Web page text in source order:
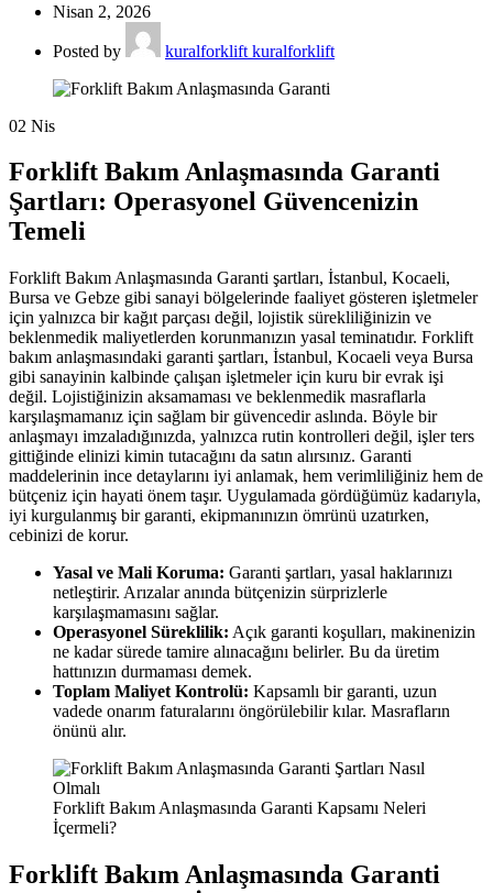
Nisan 2, 2026
Posted by kuralforklift kuralforklift
02 Nis
Forklift Bakım Anlaşmasında Garanti
Şartları: Operasyonel Güvencenizin
Temeli
Forklift Bakım Anlaşmasında Garanti şartları, İstanbul, Kocaeli,
Bursa ve Gebze gibi sanayi bölgelerinde faaliyet gösteren işletmeler
için yalnızca bir kağıt parçası değil, lojistik sürekliliğinizin ve
beklenmedik maliyetlerden korunmanızın yasal teminatıdır. Forklift
bakım anlaşmasındaki garanti şartları, İstanbul, Kocaeli veya Bursa
gibi sanayinin kalbinde çalışan işletmeler için kuru bir evrak işi
değil. Lojistiğinizin aksamaması ve beklenmedik masraflarla
karşılaşmamanız için sağlam bir güvencedir aslında. Böyle bir
anlaşmayı imzaladığınızda, yalnızca rutin kontrolleri değil, işler ters
gittiğinde elinizi kimin tutacağını da satın alırsınız. Garanti
maddelerinin ince detaylarını iyi anlamak, hem verimliliğiniz hem de
bütçeniz için hayati önem taşır. Uygulamada gördüğümüz kadarıyla,
iyi kurgulanmış bir garanti, ekipmanınızın ömrünü uzatırken,
cebinizi de korur.
Yasal ve Mali Koruma: Garanti şartları, yasal haklarınızı
netleştirir. Arızalar anında bütçenizin sürprizlerle
karşılaşmamasını sağlar.
Operasyonel Süreklilik: Açık garanti koşulları, makinenizin
ne kadar sürede tamire alınacağını belirler. Bu da üretim
hattınızın durmaması demek.
Toplam Maliyet Kontrolü: Kapsamlı bir garanti, uzun
vadede onarım faturalarını öngörülebilir kılar. Masrafların
önünü alır.
Forklift Bakım Anlaşmasında Garanti Kapsamı Neleri
İçermeli?
Forklift Bakım Anlaşmasında Garanti